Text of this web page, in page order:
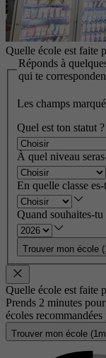
Quelle école est faite
Réponds à
qui te
Les champs
Quel est ton statut ?
À quel niveau
En quelle classe
Quand souhaites-
Trouver mon école
Quelle école est faite
Prends 2 minutes
écoles
Trouver mon école